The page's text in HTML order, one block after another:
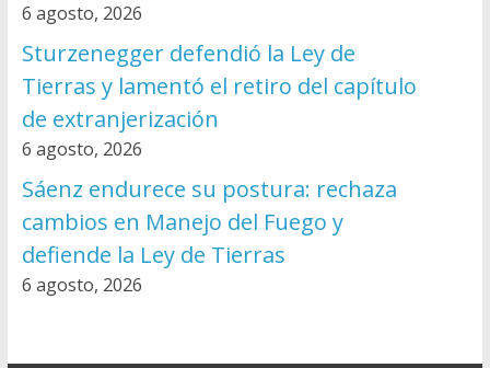
6 agosto, 2026
Sturzenegger defendió la Ley de
Tierras y lamentó el retiro del capítulo
de extranjerización
6 agosto, 2026
Sáenz endurece su postura: rechaza
cambios en Manejo del Fuego y
defiende la Ley de Tierras
6 agosto, 2026